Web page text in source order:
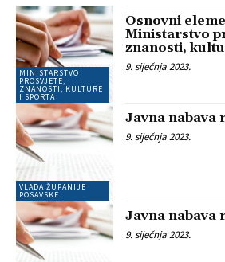
MINISTARSTVO
PROSVJETE,
ZNANOSTI, KULTURE
I SPORTA
Osnovni
Ministarstvo
znanosti,
9. siječnja 2023.
VLADA ŽUPANIJE
POSAVSKE
Javna nabava
9. siječnja 2023.
Javna nabava
9. siječnja 2023.